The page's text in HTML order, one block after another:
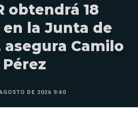
obtendrá 18
en la Junta de
Camilo
Pérez
DE 2026 9:40